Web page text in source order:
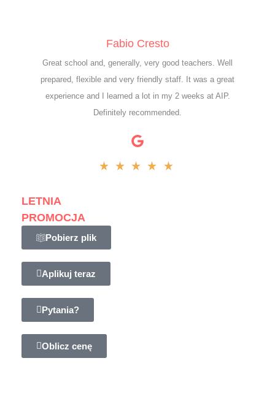
Fabio Cresto
Great school and, generally, very good teachers. Well
prepared, flexible and very friendly staff. It was a great
experience and I learned a lot in my 2 weeks at AIP.
Definitely recommended.
LETNIA
PROMOCJA
Pobierz plik
Aplikuj teraz
Pytania?
Oblicz cenę